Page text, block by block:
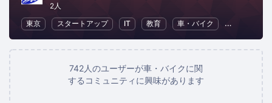
2人
東京
スタートアップ IT 教育 車・バイク 自己啓発
742人のユーザーが車・バイクに関
するコミュニティに興味があります